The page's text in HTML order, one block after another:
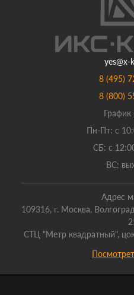
yes@x-
8 (495)
8 (800)
График
Пн-Пт: с
СБ: с
ВС:
Адрес
109316, г. Москва,
СТЦ "Метр квадратный",